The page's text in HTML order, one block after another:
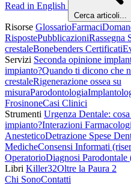
Read in English
Cerca articoli...
Risorse GlossarioFarmaci
RispostePubblicazioniRassegna
crestaleBonebenders Certificati
Servizi Seconda opinione
impianto?Quando ti dicono che
crestaleRigenerazione ossea su
misuraParodontologia
FrosinoneCasi Clinici
Strumenti Urgenza Dentale:
impianto?Interazioni
AnesteticoDetrazione Spese
MedicheConsensi Informati
OperatorioDiagnosi
Libri Killer32Oltre la Paura 2
Chi SonoContatti